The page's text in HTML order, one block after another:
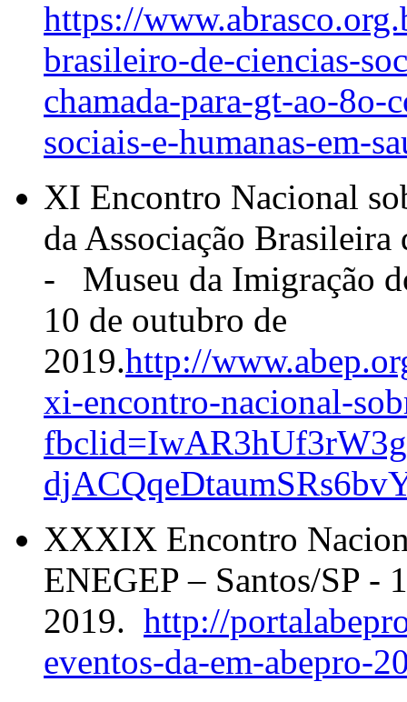
https://
brasileiro-de-ciencias-
chamada-para-gt-ao-8o-
sociais-e-humanas-em-
XI Encontro Nacional
da Associação
- Museu da Imigração
10 de outubro de
2019.http://
xi-encontro-nacional-
XXXIX Encontro
ENEGEP – Santos/SP -
2019. http://
eventos-da-em-abepro-